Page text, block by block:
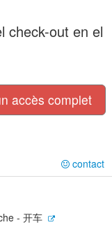
check-out en el
accès complet
contact
- 开车